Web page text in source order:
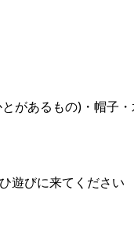
があるもの)・帽
遊びに来てください